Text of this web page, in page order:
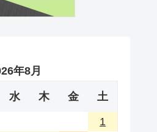
年8月
水 木 金 土
1